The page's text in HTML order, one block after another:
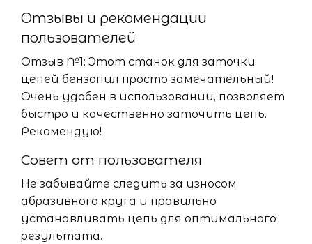
Отзывы и рекомендации
пользователей
Отзыв №1: Этот станок для заточки
цепей бензопил просто замечательный!
Очень удобен в использовании, позволяет
быстро и качественно заточить цепь.
Рекомендую!
Совет от пользователя
Не забывайте следить за износом
абразивного круга и правильно
устанавливать цепь для оптимального
результата.